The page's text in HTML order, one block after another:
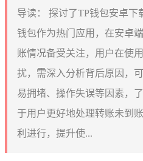
导读：
探讨了TP钱包安卓下
钱包作为热门应用，在安卓
账情况备受关注，用户在使
扰，需深入分析背后原因，
易拥堵、操作失误等因素，
于用户更好地处理转账未到
利进行，提升使...